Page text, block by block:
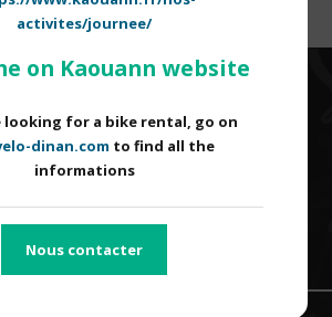
NOUS
FINISTÈRE ILLE ET VILAINE
activites/journee/
on Kaouann website
looking for a bike rental, go on
dinan.com to find all the
informations
Nous contacter